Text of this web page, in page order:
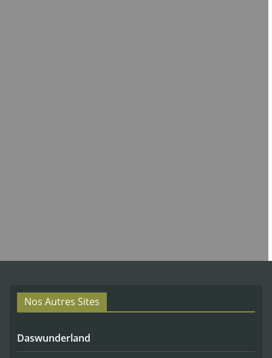
Nos Autres Sites
Daswunderland